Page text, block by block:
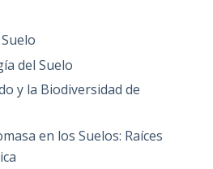
del Suelo
y la Biodiversidad de
en los Suelos: Raíces